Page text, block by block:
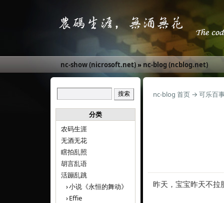
nc-show (nicrosoft.net)» nc-blog (ncblog.net)
分类
农码生涯
无酒无花
瞎拍乱照
胡言乱语
活蹦乱跳
小说《永恒的舞动》
Effie
nc-blog 首页 → 可乐百
昨天，宝宝昨天不